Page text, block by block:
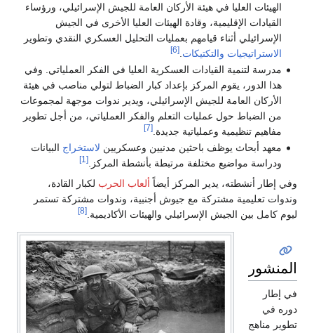
الهيئات العليا في هيئة الأركان العامة للجيش الإسرائيلي، ورؤساء
القيادات الإقليمية، وقادة الهيئات العليا الأخرى في الجيش
الإسرائيلي أثناء قيامهم بعمليات التحليل العسكري النقدي وتطوير
الاستراتيجيات والتكتيكات.
مدرسة لتنمية القيادات العسكرية العليا في الفكر العملياتي. وفي
هذا الدور، يقوم المركز بإعداد كبار الضباط لتولي مناصب في هيئة
الأركان العامة للجيش الإسرائيلي، ويدير ندوات موجهة لمجموعات
من الضباط حول عمليات التعلم والفكر العملياتي، من أجل تطوير
مفاهيم تنظيمية وعملياتية جديدة.
معهد أبحاث يوظف باحثين مدنيين وعسكريينلاستخراجالبيانات
ودراسة مواضيع مختلفة مرتبطة بأنشطة المركز.
وفي إطار أنشطته، يدير المركز أيضاًألعاب الحربلكبار القادة،
وندوات تعليمية مشتركة مع جيوش أجنبية، وندوات مشتركة تستمر
ليوم كامل بين الجيش الإسرائيلي والهيئات الأكاديمية.[8]
المنشورات
في إطار
دوره في
تطوير مناهج